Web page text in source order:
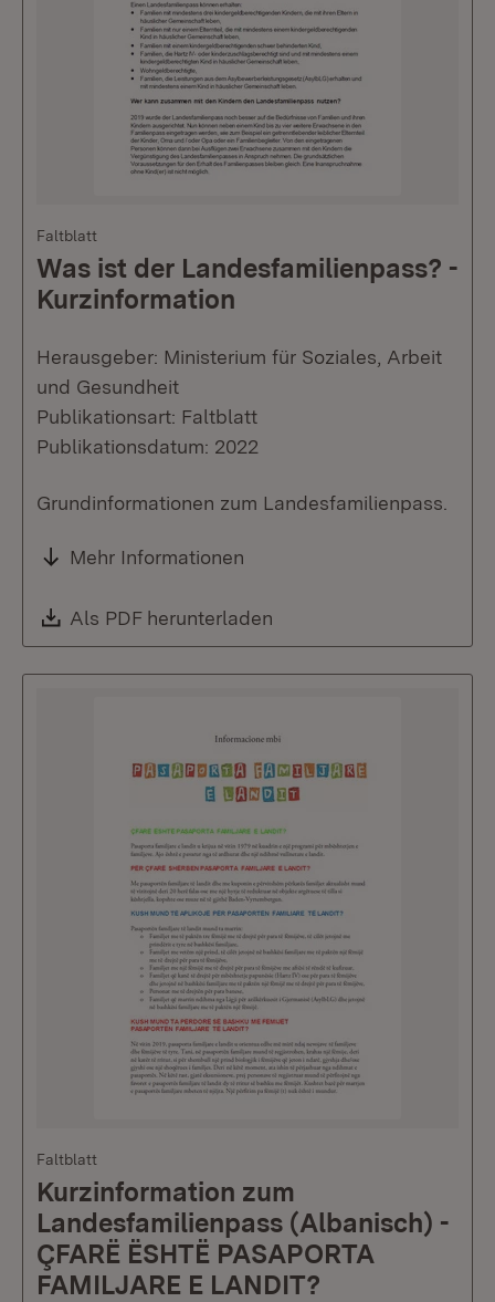
Faltblatt
Was ist der Landesfamilienpass? -
Kurzinformation
Herausgeber: Ministerium für Soziales, Arbeit
und Gesundheit
Publikationsart: Faltblatt
Publikationsdatum: 2022
Grundinformationen zum Landesfamilienpass.
Mehr Informationen
Download:
Als PDF herunterladen
Faltblatt
Kurzinformation zum
Landesfamilienpass (Albanisch) -
ÇFARË ËSHTË PASAPORTA
FAMILJARE E LANDIT?